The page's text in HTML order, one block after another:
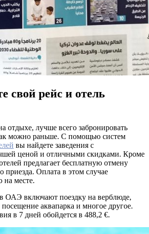
свой рейс и отель
отдыхе, лучше всего забронировать
можно раньше. С помощью систем
вы найдете заведения с
ценой и отличными скидками. Кроме
предлагает бесплатную отмену
приезда. Оплата в этом случае
на месте.
ОАЭ включают поездку на верблюде,
аквапарка и многое другое.
в 7 дней обойдется в 488,2 €.